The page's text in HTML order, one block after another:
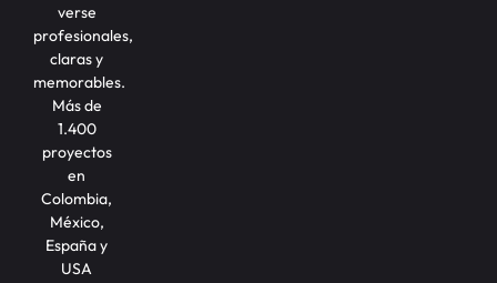
verse
profesionales,
claras y
memorables.
Más de
1.400
proyectos
en
Colombia,
México,
España y
USA